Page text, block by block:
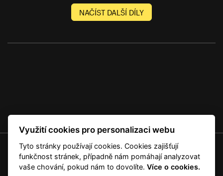
NAČÍST DALŠÍ DÍLY
© 2001 — 2026 Copyright CMI News a dodavatelé obsahu. |
Využití cookies pro personalizaci webu
Tyto stránky používají cookies. Cookies zajišťují
funkčnost stránek, případně nám pomáhají analyzovat
vaše chování, pokud nám to dovolíte.Více o cookies.